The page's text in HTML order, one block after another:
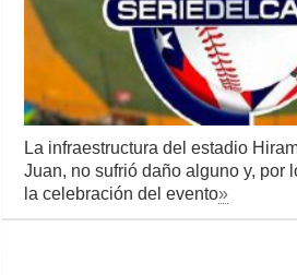
La infraestructura del estadio
Juan, no sufrió daño alguno y, por
la celebración del evento»